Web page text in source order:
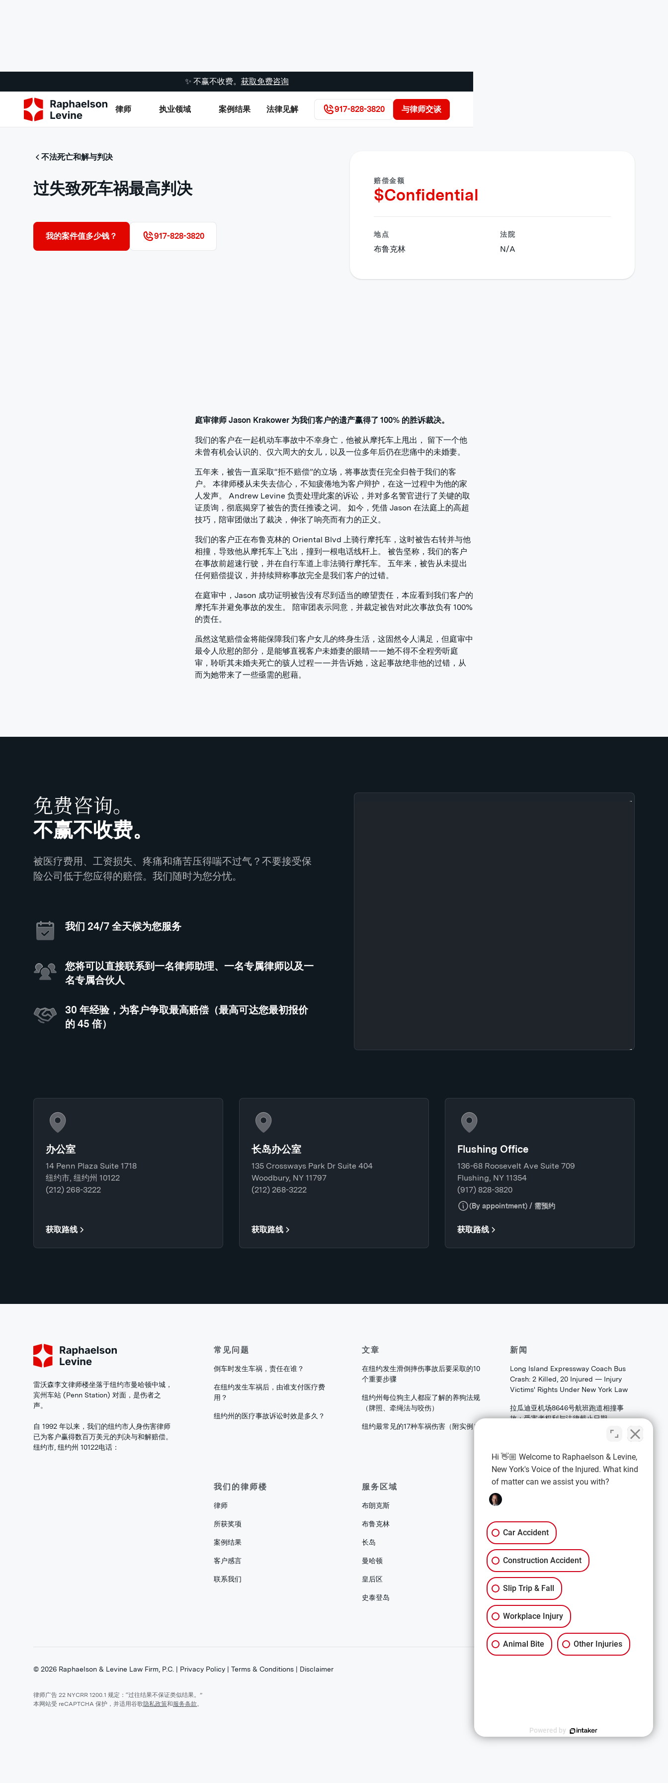
✨ 不赢不收费。 获取免费咨询
律师 执业领域 案例结果 法律见解 917-828-3820 与律师交谈
不法死亡和解与判决
过失致死车祸最高判决
我的案件值多少钱？ 917-828-3820
赔偿金额
$Confidential
地点
布鲁克林
法院
N/A
庭审律师 Jason Krakower 为我们客户的遗产赢得了 100% 的胜诉裁决。
我们的客户在一起机动车事故中不幸身亡，他被从摩托车上甩出， 留下一个他
未曾有机会认识的、仅六周大的女儿，以及一位多年后仍在悲痛中的未婚妻。
五年来，被告一直采取“拒不赔偿”的立场，将事故责任完全归咎于我们的客
户。 本律师楼从未失去信心，不知疲倦地为客户辩护，在这一过程中为他的家
人发声。 Andrew Levine 负责处理此案的诉讼，并对多名警官进行了关键的取
证质询，彻底揭穿了被告的责任推诿之词。 如今，凭借 Jason 在法庭上的高超
技巧，陪审团做出了裁决，伸张了响亮而有力的正义。
我们的客户正在布鲁克林的 Oriental Blvd 上骑行摩托车，这时被告右转并与他
相撞，导致他从摩托车上飞出，撞到一根电话线杆上。 被告坚称，我们的客户
在事故前超速行驶，并在自行车道上非法骑行摩托车。 五年来，被告从未提出
任何赔偿提议，并持续辩称事故完全是我们客户的过错。
在庭审中，Jason 成功证明被告没有尽到适当的瞭望责任，本应看到我们客户的
摩托车并避免事故的发生。 陪审团表示同意，并裁定被告对此次事故负有 100%
的责任。
虽然这笔赔偿金将能保障我们客户女儿的终身生活，这固然令人满足，但庭审中
最令人欣慰的部分，是能够直视客户未婚妻的眼睛——她不得不全程旁听庭
审，聆听其未婚夫死亡的骇人过程——并告诉她，这起事故绝非他的过错，从
而为她带来了一些亟需的慰藉。
免费咨询。
不赢不收费。
被医疗费用、工资损失、疼痛和痛苦压得喘不过气？不要接受保
险公司低于您应得的赔偿。我们随时为您分忧。
我们 24/7 全天候为您服务
您将可以直接联系到一名律师助理、一名专属律师以及一
名专属合伙人
30 年经验，为客户争取最高赔偿（最高可达您最初报价
的 45 倍）
办公室
14 Penn Plaza Suite 1718
纽约市, 纽约州 10122
(212) 268-3222
获取路线
长岛办公室
135 Crossways Park Dr Suite 404
Woodbury, NY 11797
(212) 268-3222
获取路线
Flushing Office
136-68 Roosevelt Ave Suite 709
Flushing, NY 11354
(917) 828-3820
(By appointment) / 需预约
获取路线
雷沃森李文律师楼坐落于纽约市曼哈顿中城，
宾州车站 (Penn Station) 对面，是伤者之
声。
自 1992 年以来，我们的纽约市人身伤害律师
已为客户赢得数百万美元的判决与和解赔偿。
纽约市, 纽约州 10122电话：
常见问题
倒车时发生车祸，责任在谁？
在纽约发生车祸后，由谁支付医疗费
用？
纽约州的医疗事故诉讼时效是多久？
文章
在纽约发生滑倒摔伤事故后要采取的10
个重要步骤
纽约州每位狗主人都应了解的养狗法规
（牌照、牵绳法与咬伤）
纽约最常见的17种车祸伤害（附实例）
新闻
Long Island Expressway Coach Bus
Crash: 2 Killed, 20 Injured — Injury
Victims' Rights Under New York Law
拉瓜迪亚机场8646号航班跑道相撞事
故：受害者权利与法律截止日期
法拉盛皇后区大学角大道发生火焰：家
我们的律师楼
律师
所获奖项
案例结果
客户感言
联系我们
服务区域
布朗克斯
布鲁克林
长岛
曼哈顿
皇后区
史泰登岛
法律信息
条款与条件
免责声明
All Services
©2026 Raphaelson & Levine Law Firm, P.C. | Privacy Policy |Terms & Conditions | Disclaimer
律师广告 22 NYCRR 1200.1 规定：“过往结果不保证类似结果。”
本网站受 reCAPTCHA 保护，并适用谷歌隐私政策和服务条款。
Hi 👋🏼 Welcome to Raphaelson & Levine,
New York's Voice of the Injured. What kind
of matter can we assist you with?
Car Accident
Construction Accident
Slip Trip & Fall
Workplace Injury
Animal Bite Other Injuries
Powered by